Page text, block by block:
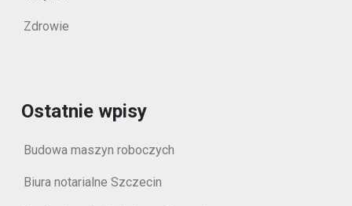
Zdrowie
Ostatnie wpisy
Budowa maszyn roboczych
Biura notarialne Szczecin